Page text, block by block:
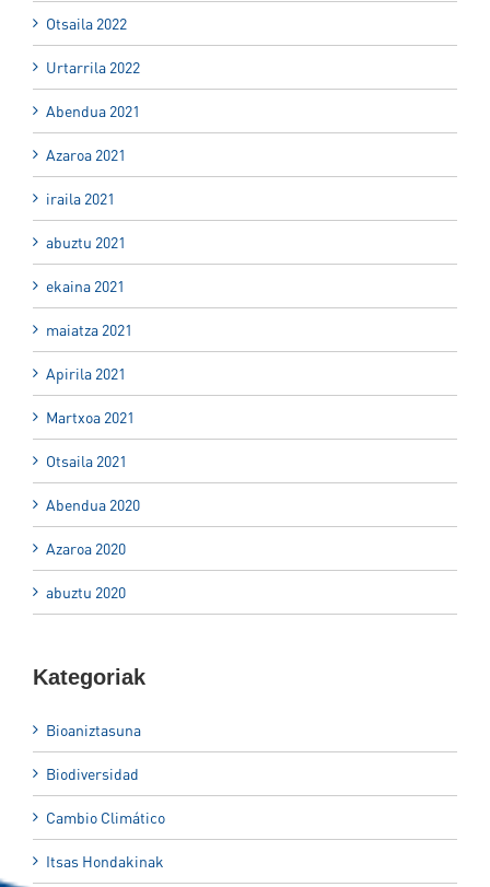
Otsaila 2022
Urtarrila 2022
Abendua 2021
Azaroa 2021
iraila 2021
abuztu 2021
ekaina 2021
maiatza 2021
Apirila 2021
Martxoa 2021
Otsaila 2021
Abendua 2020
Azaroa 2020
abuztu 2020
Kategoriak
Bioaniztasuna
Biodiversidad
Cambio Climático
Itsas Hondakinak